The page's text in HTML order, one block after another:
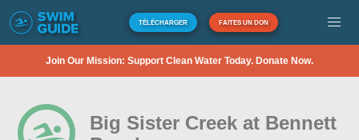
TÉLÉCHARGER FAITES UN DON
Join Our Mission: Support Clean Water Today. Donate Now.
Big Sister Creek at Bennett